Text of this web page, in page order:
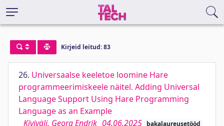
Kirjeid leitud: 83
26. Universaalse keeletoe loomine Hare
programmeerimiskeele näitel. Adding Universal
Language Support Using Hare Programming
Language as an Example
Kiviväli, Georg Endrik 04.06.2025 bakalaureusetööd